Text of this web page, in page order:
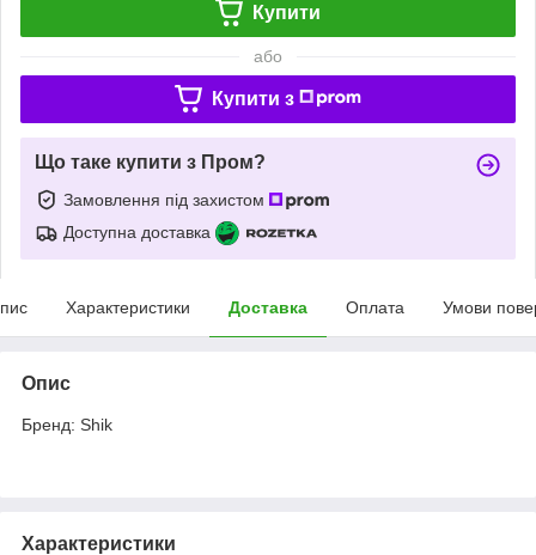
Купити
або
Купити з
Що таке купити з Пром?
Замовлення під захистом
Доступна доставка
Характеристики Доставка Оплата Умови
Опис
Бренд: Shik
Характеристики